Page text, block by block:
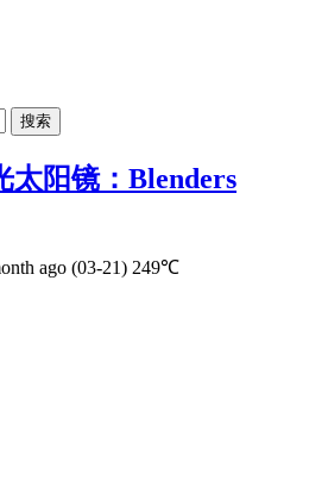
搜索
太阳镜：Blenders
ago (03-21) 249℃